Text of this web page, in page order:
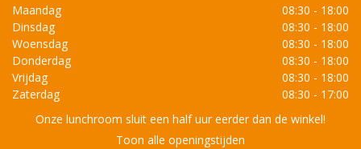
Maandag
08:30 - 18:00
Dinsdag
08:30 - 18:00
Woensdag
08:30 - 18:00
Donderdag
08:30 - 18:00
Vrijdag
08:30 - 18:00
Zaterdag
08:30 - 17:00
Onze lunchroom sluit een half uur eerder dan de winkel!
Toon alle openingstijden